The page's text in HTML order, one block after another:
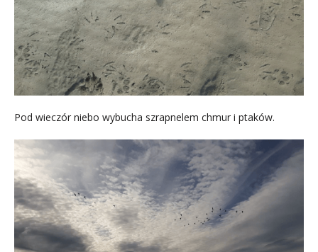
Pod wieczór niebo wybucha szrapnelem chmur i ptaków.